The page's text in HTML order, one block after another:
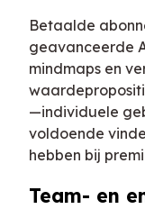
Betaalde
geavanceerde
mindmaps en
—individuele
voldoende
hebben bij
Team- en